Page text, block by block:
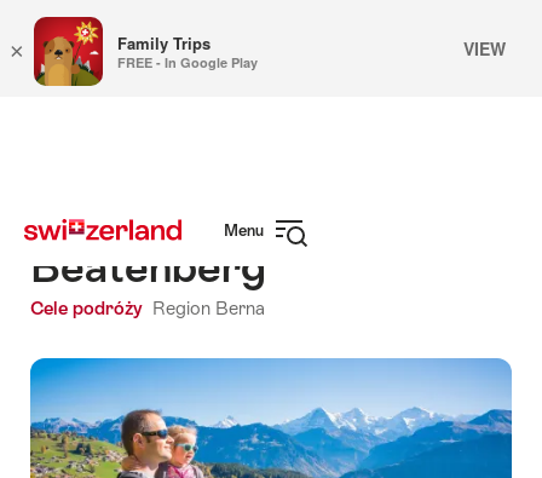
Menu
navigation
Beatenberg
Cele podróży Region Berna
× Family Trips
FREE - In Google Play
VIEW